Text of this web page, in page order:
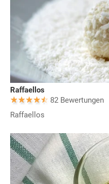
Raffaellos
82 Bewertungen
Raffaellos